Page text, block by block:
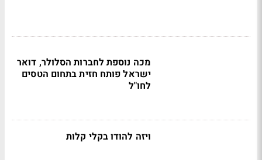
מכה נוספת לחברות הסלולר, דואר
ישראל פותח חזית בתחום הטסים
לחו"ל
ויזה להודו בקלי קלות